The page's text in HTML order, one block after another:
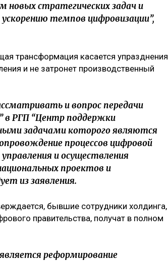
новых стратегических задач и
темпов цифровизации”,
трансформация касается упразднения
и не затронет производственный
и вопрос передачи
в РГП “Центр поддержки
задачами которого являются
процессов цифровой
и осуществления
проектов и
из заявления.
бывшие сотрудники холдинга,
правительства, получат в полном
реформирование